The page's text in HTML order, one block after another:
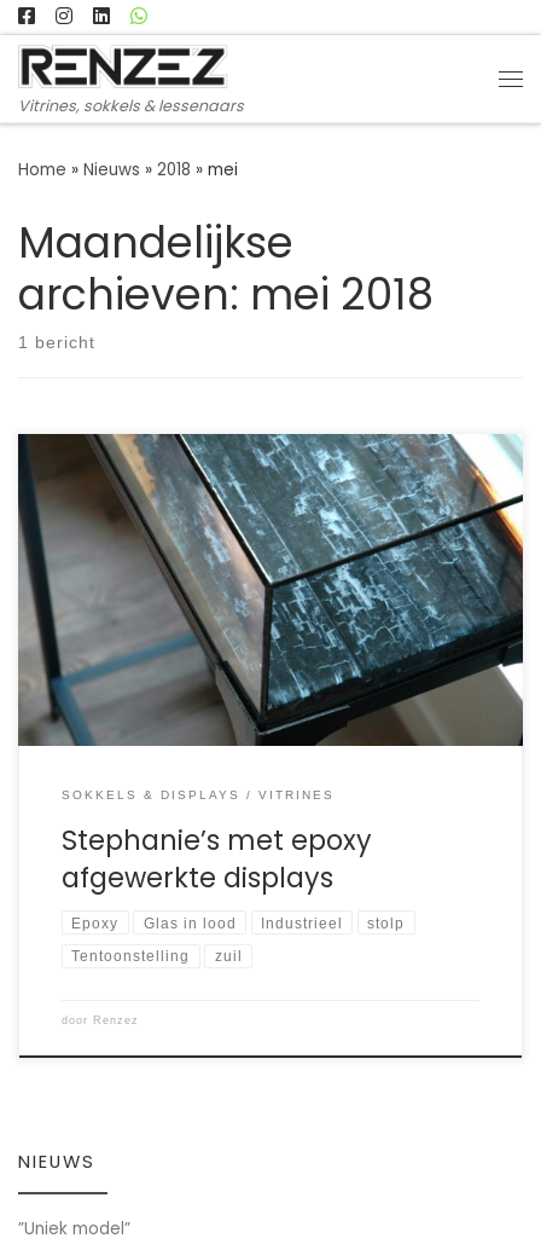
Ga naar inhoud
Vitrines, sokkels & lessenaars
Home » Nieuws » 2018 » mei
Maandelijkse
archieven: mei 2018
1 bericht
Deze sokkels met glas in lood vitrines zijn gemaakt voor
Stephanie. Zij is goudsmid en wilde haar juwelen uniek
presenteren voor een belangrijke show. Daarvoor
benaderde ze Renzez. Stephanie raakte geïnspireerd
door mijn eerdere werken. Het resultaat is werkelijk
oogstrelend. Het houten topdek is grotendeels verbrand,
in de nerven van […]
SOKKELS & DISPLAYS VITRINES
Stephanie’s met epoxy
afgewerkte displays
Epoxy Glas in lood Industrieel stolp
Tentoonstelling zuil
door Renzez
NIEUWS
”Uniek model”